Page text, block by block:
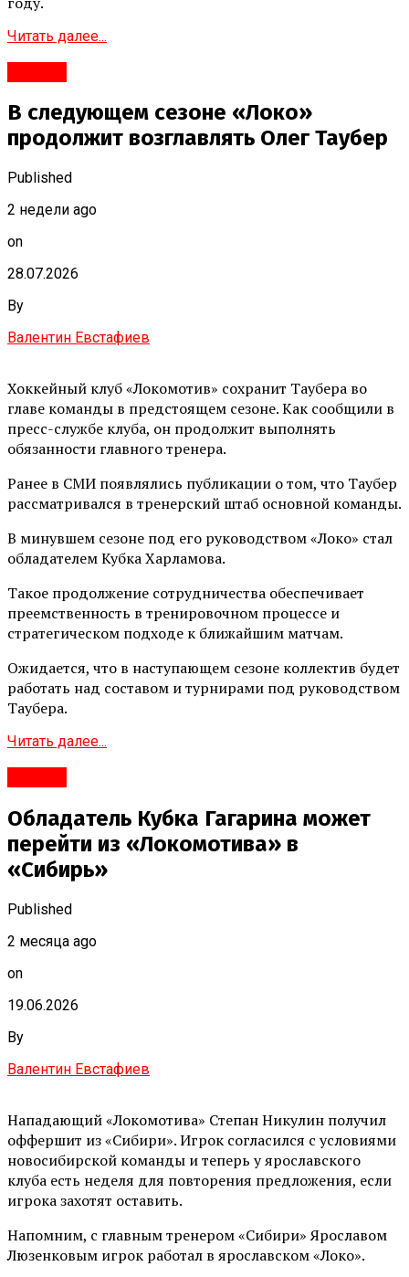
Читать далее...
В следующем сезоне «Локо»
продолжит возглавлять Олег Таубер
Published
2 недели ago
on
28.07.2026
By
Валентин Евстафиев
Хоккейный клуб «Локомотив» сохранит Таубера во
главе команды в предстоящем сезоне. Как сообщили в
пресс-службе клуба, он продолжит выполнять
обязанности главного тренера.
Ранее в СМИ появлялись публикации о том, что Таубер
рассматривался в тренерский штаб основной команды.
В минувшем сезоне под его руководством «Локо» стал
обладателем Кубка Харламова.
Такое продолжение сотрудничества обеспечивает
преемственность в тренировочном процессе и
стратегическом подходе к ближайшим матчам.
Ожидается, что в наступающем сезоне коллектив будет
работать над составом и турнирами под руководством
Таубера.
Читать далее...
Обладатель Кубка Гагарина может
перейти из «Локомотива» в
«Сибирь»
Published
2 месяца ago
on
19.06.2026
By
Валентин Евстафиев
Нападающий «Локомотива» Степан Никулин получил
оффершит из «Сибири». Игрок согласился с условиями
новосибирской команды и теперь у ярославского
клуба есть неделя для повторения предложения, если
игрока захотят оставить.
Напомним, с главным тренером «Сибири» Ярославом
Люзенковым игрок работал в ярославском «Локо».